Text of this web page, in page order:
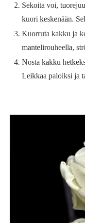
Sekoita voi,
kuori keskenään.
Kuorruta kakku ja
mantelirouheella,
Nosta kakku
Leikkaa paloiksi ja